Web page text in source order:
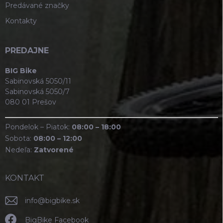
Predávané značky
Kontakty
PREDAJNE
BIG Bike
Sabinovská 5050/11
Sabinovská 5050/7
080 01 Prešov
Pondelok – Piatok: 08:00 – 18:00
Sobota: 08:00 – 12:00
Nedeľa: Zatvorené
KONTAKT
info@bigbike.sk
BigBike Facebook